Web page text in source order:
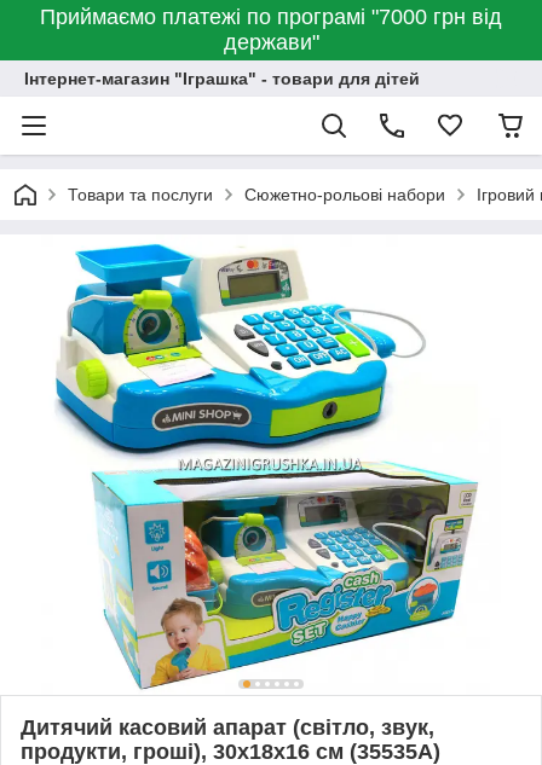
Приймаємо платежі по програмі "7000 грн від
держави"
Інтернет-магазин "Іграшка" - товари для дітей
Товари та послуги Сюжетно-рольові набори
Дитячий касовий апарат (світло, звук,
продукти, гроші), 30х18х16 см (35535A)